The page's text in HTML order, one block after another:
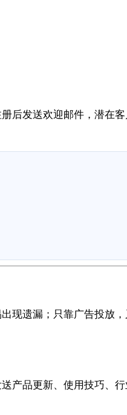
后发送欢迎邮件，潜在
现遗漏；只靠广告投放，
产品更新、使用技巧、